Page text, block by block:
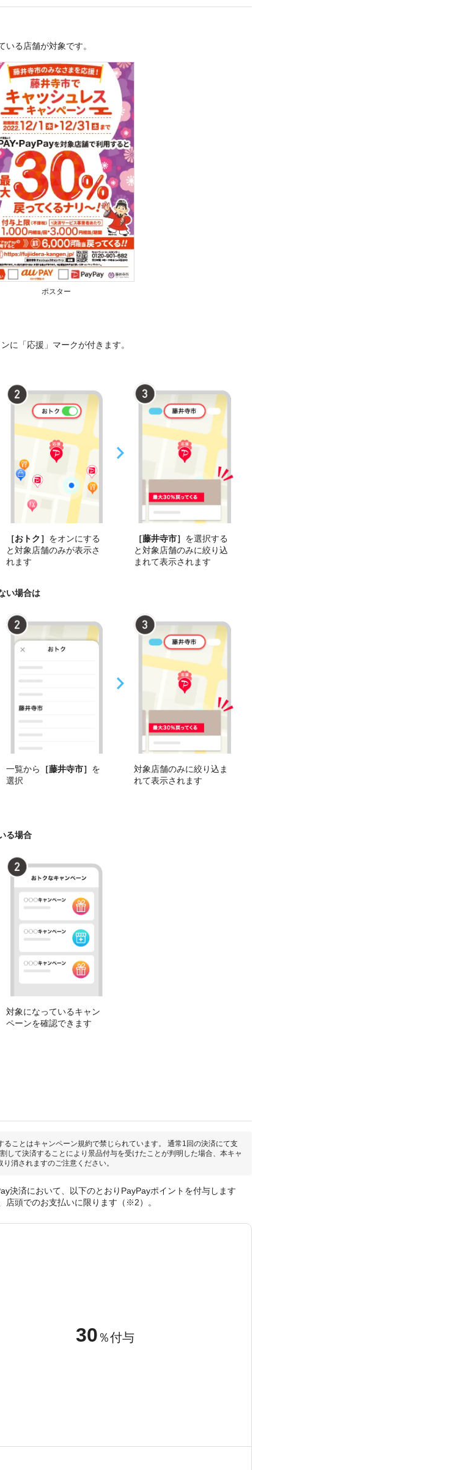
いる店舗が対象です。
ポスター
に「応援」マークが付きます。
［おトク］ をオンにする
と対象店舗のみが表示さ
れます
［藤井寺市］ を選択する
と対象店舗のみに絞り込
まれて表示されます
い場合は
一覧から ［藤井寺市］ を
選択
対象店舗のみに絞り込ま
れて表示されます
る場合
対象になっているキャン
ペーンを確認できます
ることはキャンペーン規約で禁じられています。 通常1回の決済にて支
して決済することにより景品付与を受けたことが判明した場合、本キャ
消されますのご注意ください。
決済において、以下のとおりPayPayポイントを付与します
店頭でのお支払いに限ります（※2）。
30 ％付与